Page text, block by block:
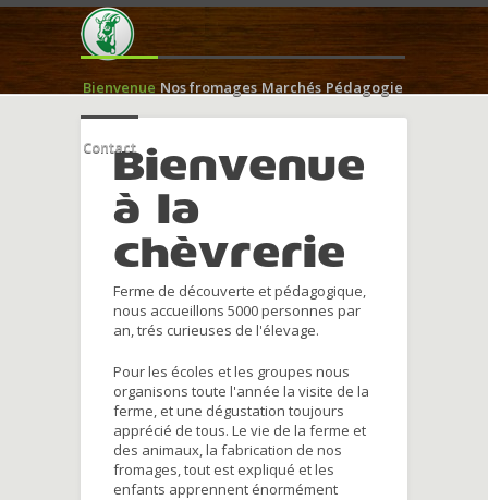
Bienvenue Nos fromages Marchés Pédagogie
ContactBienvenue
à la
chèvrerie
Ferme de découverte et pédagogique,
nous accueillons 5000 personnes par
an, trés curieuses de l'élevage.
Pour les écoles et les groupes nous
organisons toute l'année la visite de la
ferme, et une dégustation toujours
apprécié de tous. Le vie de la ferme et
des animaux, la fabrication de nos
fromages, tout est expliqué et les
enfants apprennent énormément